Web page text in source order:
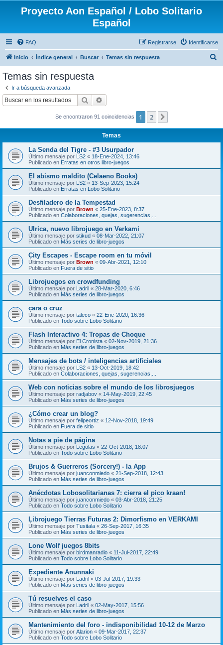
Proyecto Aon Español / Lobo Solitario
Español
FAQ Identificarse
Registrarse
Inicio Índice general Buscar Temas sin respuesta
Temas sin respuesta
Ir a búsqueda avanzada
Buscar
Se encontraron 91 coincidencias 1 2
Temas
La Senda del Tigre - #3 Usurpador
Último mensaje por LS2 « 18-Ene-2024, 13:46
Publicado en Erratas en otros libro-juegos
El abismo maldito (Celaeno Books)
Último mensaje por LS2 « 13-Sep-2023, 15:24
Publicado en Erratas en Lobo Solitario
Desfiladero de la Tempestad
Último mensaje por Brown « 25-Ene-2023, 8:37
Publicado en Colaboraciones, quejas, sugerencias,...
Ulrica, nuevo librojuego en Verkami
Último mensaje por stikud « 08-Mar-2022, 21:07
Publicado en Más series de libro-juegos
City Escapes - Escape room en tu móvil
Último mensaje por Brown « 09-Abr-2021, 12:10
Publicado en Fuera de sitio
Librojuegos en crowdfunding
Último mensaje por Ladril « 28-Mar-2020, 6:46
Publicado en Más series de libro-juegos
cara o cruz
Último mensaje por taleco « 22-Ene-2020, 16:36
Publicado en Todo sobre Lobo Solitario
Flash Interactivo 4: Tropas de Choque
Último mensaje por El Cronista « 02-Nov-2019, 21:36
Publicado en Más series de libro-juegos
Mensajes de bots / inteligencias artificiales
Último mensaje por LS2 « 13-Oct-2019, 18:42
Publicado en Colaboraciones, quejas, sugerencias,...
Web con noticias sobre el mundo de los librosjuegos
Último mensaje por radjabov « 14-May-2019, 22:45
Publicado en Más series de libro-juegos
¿Cómo crear un blog?
Último mensaje por felipeortiz « 12-Nov-2018, 19:49
Publicado en Fuera de sitio
Notas a pie de página
Último mensaje por Legolas « 22-Oct-2018, 18:07
Publicado en Todo sobre Lobo Solitario
Brujos & Guerreros (Sorcery!) - la App
Último mensaje por juanconmiedo « 21-Sep-2018, 12:43
Publicado en Más series de libro-juegos
Anécdotas Lobosolitarianas 7: cierra el pico kraan!
Último mensaje por juanconmiedo « 03-Abr-2018, 21:25
Publicado en Todo sobre Lobo Solitario
Librojuego Tierras Futuras 2: Dimorfismo en VERKAMI
Último mensaje por Tusitala « 26-Sep-2017, 16:35
Publicado en Más series de libro-juegos
Lone Wolf juegos 8bits
Último mensaje por birdmanradio « 11-Jul-2017, 22:49
Publicado en Todo sobre Lobo Solitario
Expediente Anunnaki
Último mensaje por Ladril « 03-Jul-2017, 19:33
Publicado en Más series de libro-juegos
Tú resuelves el caso
Último mensaje por Ladril « 02-May-2017, 15:56
Publicado en Más series de libro-juegos
Mantenimiento del foro - indisponibilidad 10-12 de Marzo
Último mensaje por Alarion « 09-Mar-2017, 22:37
Publicado en Todo sobre Lobo Solitario